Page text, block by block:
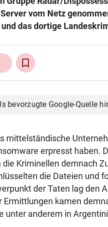
vom Netz
das dortige
bevorzugte Google-Quelle
mittelständische
erpresst haben.
Kriminellen demnach
die Dateien und
der Taten lag den
Ermittlungen kamen
unter anderem in